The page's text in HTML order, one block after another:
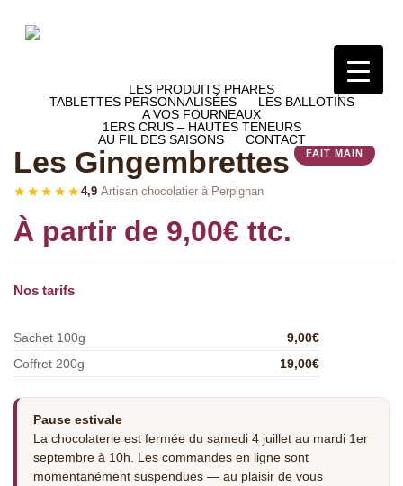
main
content
LES PRODUITS PHARES
TABLETTES PERSONNALISÉES
LES BALLOTINS
A VOS FOURNEAUX
1ERS CRUS – HAUTES TENEURS
AU FIL DES SAISONS
CONTACT
Accueil Les Ballotins Les Gingembrettes
Les Gingembrettes
★★★★★ 4,9 Artisan chocolatier à Perpignan
À partir de 9,00€ ttc.
Nos tarifs
Sachet 100g 9,00€
Coffret 200g
19,00€
Pause estivale
La chocolaterie est fermée du samedi 4 juillet au mardi 1er
septembre à 10h. Les commandes en ligne sont
momentanément suspendues — au plaisir de vous